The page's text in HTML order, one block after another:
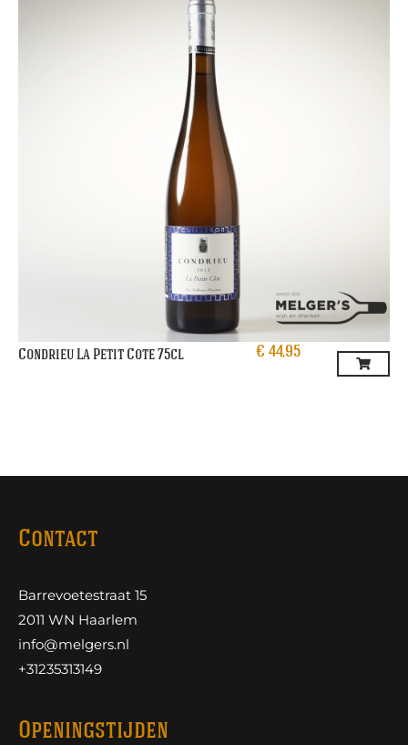
Condrieu La Petit Cote 75cl € 44,95
Contact
Barrevoetestraat 15
2011 WN Haarlem
info@melgers.nl
+31235313149
Openingstijden